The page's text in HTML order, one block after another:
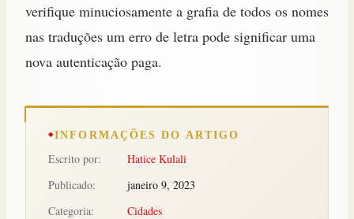
verifique minuciosamente a grafia de todos os nomes
nas traduções um erro de letra pode significar uma
nova autenticação paga.
INFORMAÇÕES DO ARTIGO
Escrito por:
Hatice Kulali
Publicado:
janeiro 9, 2023
Categoria:
Cidades